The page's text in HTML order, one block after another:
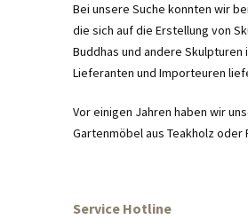
Bei unsere Suche konnten wir
die sich auf die Erstellung von
Buddhas und andere
Lieferanten und Importeuren
Vor einigen Jahren haben wir
Gartenmöbel aus Teakholz oder
Service Hotline